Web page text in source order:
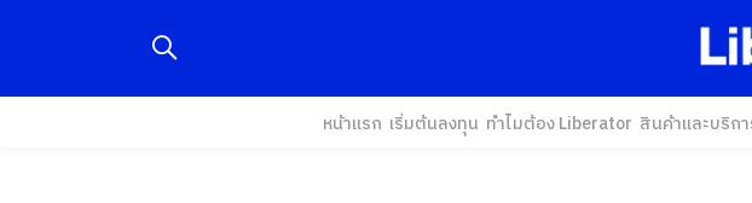
หน้าแรก เริ่มต้นลงทุน ทำไมต้อง Liberator สินค้าและบริก